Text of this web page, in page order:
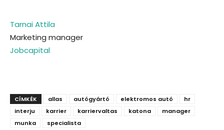
Tarnai Attila
Marketing manager
Jobcapital
CÍMKÉK allas autógyártó elektromos autó
hr
interju
karrier karriervaltas katona
manager
munka
specialista